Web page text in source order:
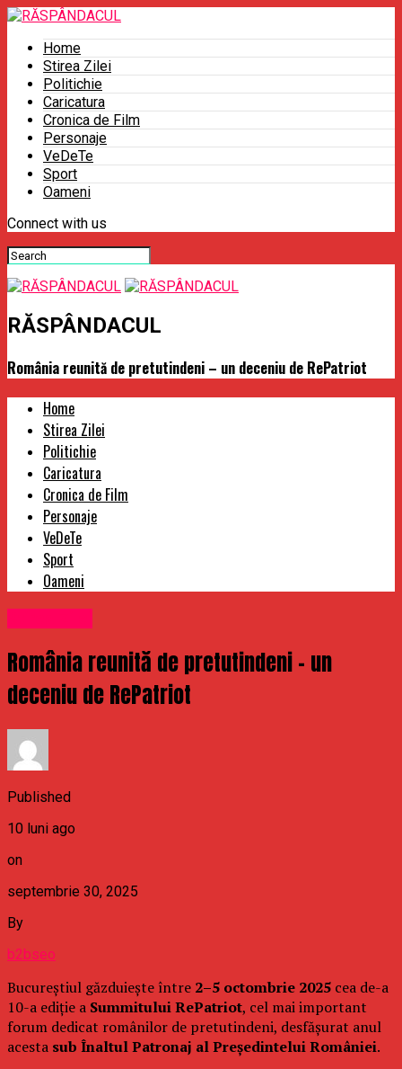
Home
Stirea Zilei
Politichie
Caricatura
Cronica de Film
Personaje
VeDeTe
Sport
Oameni
Connect with us
RĂSPÂNDACUL
România reunită de pretutindeni – un deceniu de RePatriot
Home
Stirea Zilei
Politichie
Caricatura
Cronica de Film
Personaje
VeDeTe
Sport
Oameni
România reunită de pretutindeni – un
deceniu de RePatriot
Published
10 luni ago
on
septembrie 30, 2025
By
b2bseo
Bucureștiul găzduiește între 2–5 octombrie 2025 cea de-a
10-a ediție a Summitului RePatriot, cel mai important
forum dedicat românilor de pretutindeni, desfășurat anul
acesta sub Înaltul Patronaj al Președintelui României.